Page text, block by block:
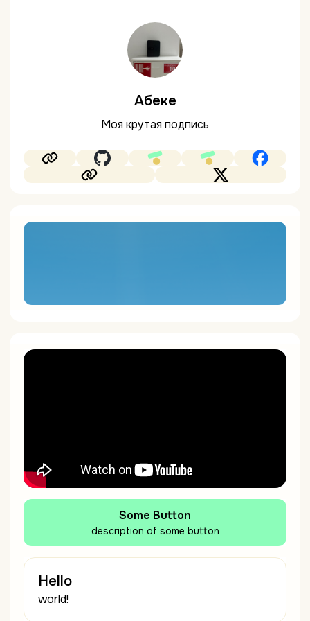
Абеке
Моя крутая подпись
Some Button
description of some button
Hello
world!